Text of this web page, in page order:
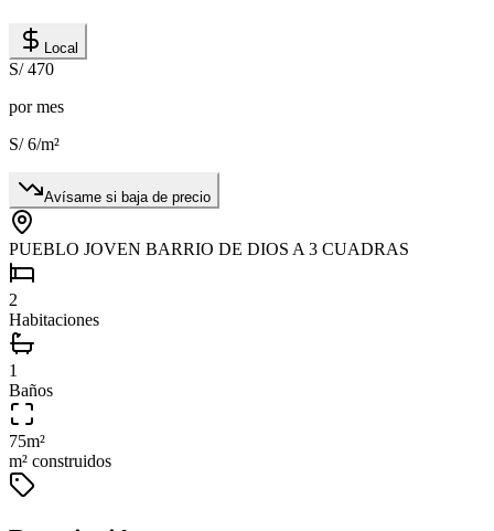
Local
S/ 470
por mes
S/ 6/m²
Avísame si baja de precio
PUEBLO JOVEN BARRIO DE DIOS A 3 CUADRAS
2
Habitaciones
1
Baños
75m²
m² construidos